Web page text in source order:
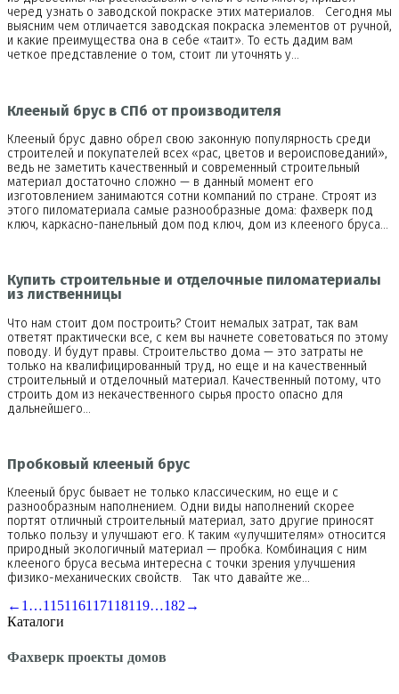
черед узнать о заводской покраске этих материалов. Сегодня мы
выясним чем отличается заводская покраска элементов от ручной,
и какие преимущества она в себе «таит». То есть дадим вам
четкое представление о том, стоит ли уточнять у…
Клееный брус в СПб от производителя
Клееный брус давно обрел свою законную популярность среди
строителей и покупателей всех «рас, цветов и вероисповеданий»,
ведь не заметить качественный и современный строительный
материал достаточно сложно — в данный момент его
изготовлением занимаются сотни компаний по стране. Строят из
этого пиломатериала самые разнообразные дома: фахверк под
ключ, каркасно-панельный дом под ключ, дом из клееного бруса…
Купить строительные и отделочные пиломатериалы
из лиственницы
Что нам стоит дом построить? Стоит немалых затрат, так вам
ответят практически все, с кем вы начнете советоваться по этому
поводу. И будут правы. Строительство дома — это затраты не
только на квалифицированный труд, но еще и на качественный
строительный и отделочный материал. Качественный потому, что
строить дом из некачественного сырья просто опасно для
дальнейшего…
Пробковый клееный брус
Клееный брус бывает не только классическим, но еще и с
разнообразным наполнением. Одни виды наполнений скорее
портят отличный строительный материал, зато другие приносят
только пользу и улучшают его. К таким «улучшителям» относится
природный экологичный материал — пробка. Комбинация с ним
клееного бруса весьма интересна с точки зрения улучшения
физико-механических свойств. Так что давайте же…
← 1 …115116117118119…182 →
Каталоги
Фахверк проекты домов